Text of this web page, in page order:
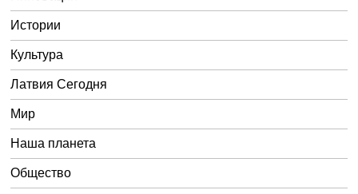
Истории
Культура
Латвия Сегодня
Мир
Наша планета
Общество